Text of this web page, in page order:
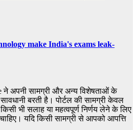
make India's exams leak-
ने अपनी सामग्री और अन्य विशेषताओं के
बरती है। पोर्टल की सामग्री केवल
भी सलाह या महत्वपूर्ण निर्णय लेने के लिए
यदि किसी सामग्री से आपको आपत्ति